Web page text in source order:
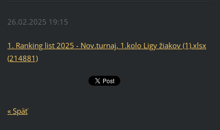
26.02.2025 19:15
1. Ranking list 2025 - Nov.turnaj, 1.kolo Ligy žiakov (1).xlsx
(214881)
« Späť